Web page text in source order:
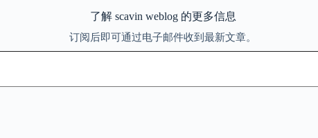
了解 scavin weblog 的更多信息
订阅后即可通过电子邮件收到最新文章。